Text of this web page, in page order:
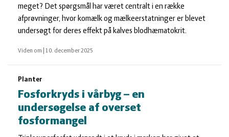
meget? Det spørgsmål har været centralt i en række
afprøvninger, hvor komælk og mælkeerstatninger er blevet
undersøgt for deres effekt på kalves blodhæmatokrit.
Viden om 10. december 2025
Planter
Fosforkryds i vårbyg – en
undersøgelse af overset
fosformangel